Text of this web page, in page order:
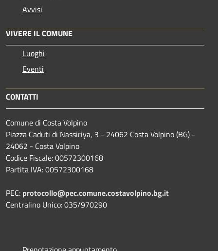
Avvisi
VIVERE IL COMUNE
Luoghi
Eventi
CONTATTI
Comune di Costa Volpino
Piazza Caduti di Nassiriya, 3 - 24062 Costa Volpino (BG) -
24062 - Costa Volpino
Codice Fiscale: 00572300168
Partita IVA: 00572300168
PEC: protocollo@pec.comune.costavolpino.bg.it
Centralino Unico: 035/970290